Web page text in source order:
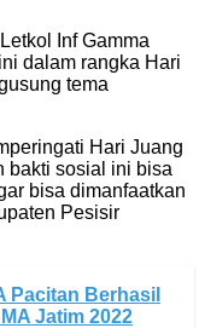
Inf Gamma
dalam rangka Hari
tema
Hari Juang
bakti sosial ini bisa
bisa dimanfaatkan
Pesisir
Pacitan Berhasil
Jatim 2022